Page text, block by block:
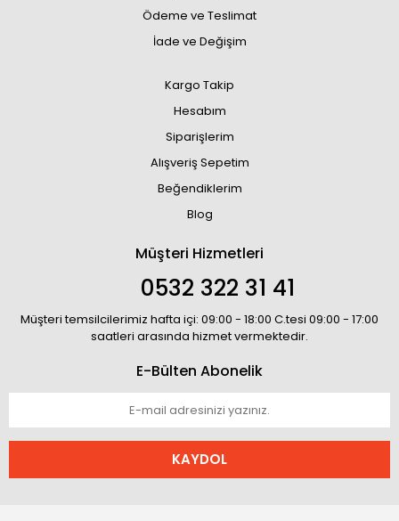
Ödeme ve Teslimat
İade ve Değişim
Kargo Takip
Hesabım
Siparişlerim
Alışveriş Sepetim
Beğendiklerim
Blog
Müşteri Hizmetleri
0532 322 31 41
Müşteri temsilcilerimiz hafta içi: 09:00 - 18:00 C.tesi 09:00 - 17:00
saatleri arasında hizmet vermektedir.
E-Bülten Abonelik
KAYDOL